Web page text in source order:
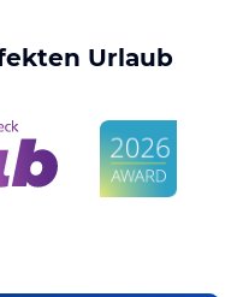
Urlaub